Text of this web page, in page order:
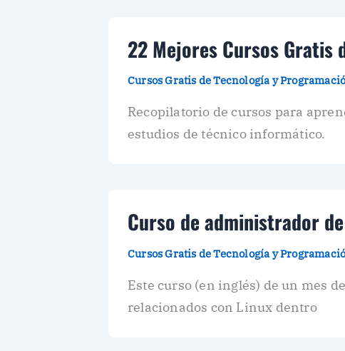
22 Mejores Cursos Gratis
Cursos Gratis de Tecnología y
Recopilatorio de cursos para
estudios de técnico informático.
Curso de administrador
Cursos Gratis de Tecnología y
Este curso (en inglés) de un mes
relacionados con Linux dentro